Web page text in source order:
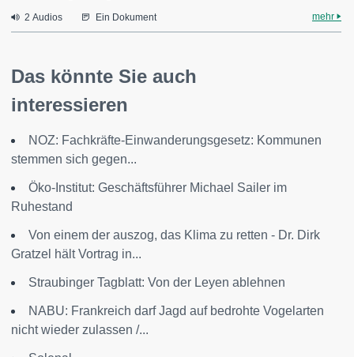
2 Audios Ein Dokument mehr
Das könnte Sie auch
interessieren
NOZ: Fachkräfte-Einwanderungsgesetz: Kommunen
stemmen sich gegen...
Öko-Institut: Geschäftsführer Michael Sailer im
Ruhestand
Von einem der auszog, das Klima zu retten - Dr. Dirk
Gratzel hält Vortrag in...
Straubinger Tagblatt: Von der Leyen ablehnen
NABU: Frankreich darf Jagd auf bedrohte Vogelarten
nicht wieder zulassen /...